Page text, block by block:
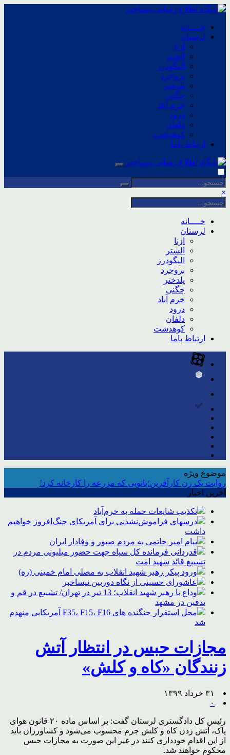
خــــانه
لرستان
ازنا
الشتر
الیگودرز
بروجرد
پلدختر
چگنی
خرم آباد
درود
دلفان
کوهدشت
ارتباط باما
×
خــــانه
لرستان
ازنا
الشتر
الیگودرز
بروجرد
پلدختر
چگنی
خرم آباد
درود
دلفان
کوهدشت
ارتباط باما
موضوع ویژه
روایت یک زن کارآفرین؛بانویی که مزرعه را کارخانه کرد!
آخرین اخبار
تکذیب شایعات حمله به خرم‌آباد
درسهای فراموش‌نشدنی برای آمریکای جنگ‌افروز خواهیم
داشت
پیام امیر حاتمی به مردم صبور و وفادار ایران
قدردانی فرمانده کل سپاه جهت حضور میلیونی مردم در
تشییع قائد شهید امت
ورود پیکر رهبر شهید انقلاب به مصلی امام خمینی (ره)
عاشورای حسینی از نگاه دوربین نیساخبر
وداع با رهبر شهید انقلاب؛ 13 تیر در تهران/ تشییع در قم و
تدفین در مشهد
محل استقرار جنگنده های F35، F15، F16 آمریکایی منهدم
شد
مجازات حبس در انتظار آتش
زنندگان «کاه و کلش»
۳۱ خرداد ۱۳۹۹
۰
رئیس کل دادگستری لرستان گفت: بر اساس ماده ۲۰ قانون هوای
پاک، آتش زدن کاه و کلش جرم محسوب می‌شود و کشاورزان باید
از این اقدام خودداری کنند در غیر این صورت به مجازات حبس
محکوم خواهند شد.